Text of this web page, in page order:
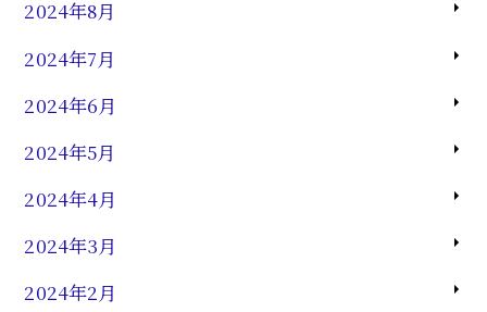
2024年8月
2024年7月
2024年6月
2024年5月
2024年4月
2024年3月
2024年2月